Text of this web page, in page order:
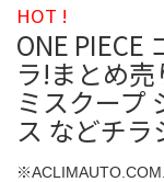
HOT !
ONE PIECE
ラ!まとめ売
ミスクープ
ス などチラ